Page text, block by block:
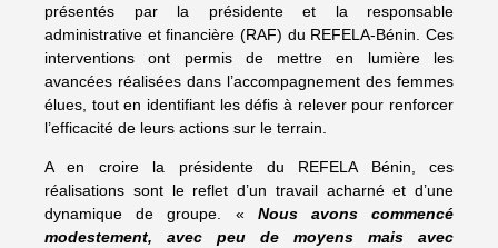
présentés par la présidente et la responsable
administrative et financière (RAF) du REFELA-Bénin. Ces
interventions ont permis de mettre en lumière les
avancées réalisées dans l’accompagnement des femmes
élues, tout en identifiant les défis à relever pour renforcer
l’efficacité de leurs actions sur le terrain.
A en croire la présidente du REFELA Bénin, ces
réalisations sont le reflet d’un travail acharné et d’une
dynamique de groupe. « Nous avons commencé
modestement, avec peu de moyens mais avec